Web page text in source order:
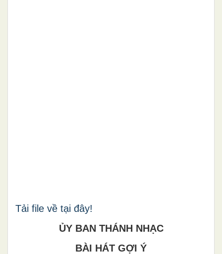
Tải file về tại đây!
ỦY BAN THÁNH NHẠC
BÀI HÁT GỢI Ý